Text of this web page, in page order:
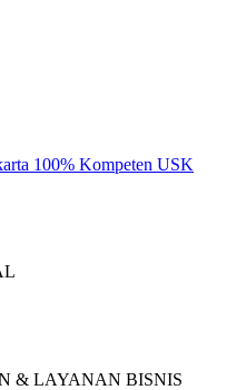
100% Kompeten USK
& LAYANAN BISNIS